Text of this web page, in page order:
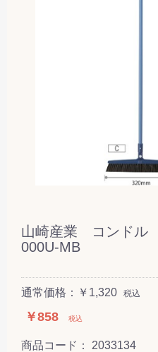
山崎産業 コンド
000U-MB
通常価格：￥1,320 税込
￥858 税込
商品コード： 2033134